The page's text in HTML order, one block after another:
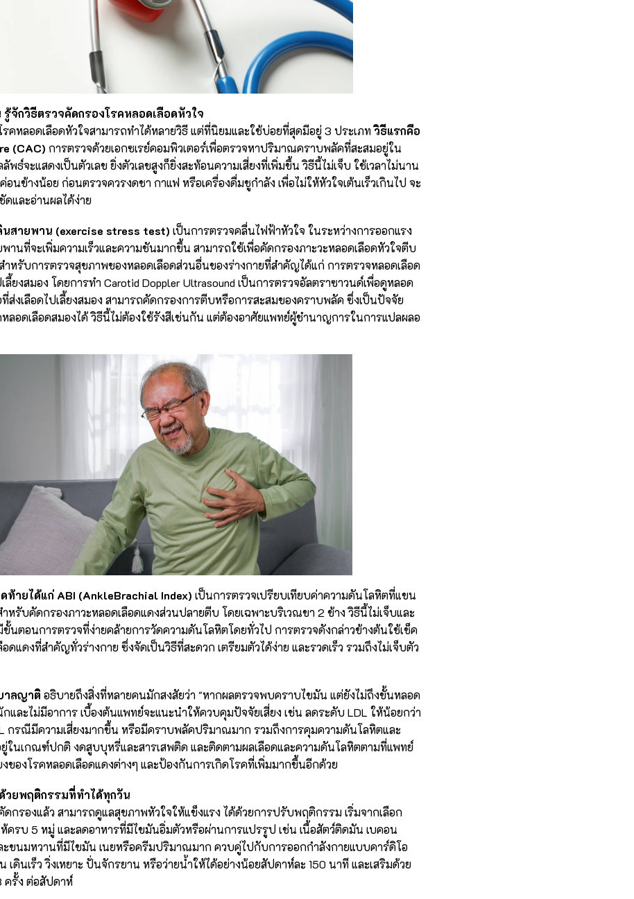
จักวิธีตรวจคัดกรองโรคหลอดเลือดหัวใจ
คหลอดเลือดหัวใจสามารถทำได้หลายวิธี แต่ที่นิยมและใช้บ่อยที่สุดมีอยู่ 3 ประเภทวิธีแรกคือ
(CAC) การตรวจด้วยเอกซเรย์คอมพิวเตอร์เพื่อตรวจหาปริมาณคราบพลัคที่สะสมอยู่ใน
พธ์จะแสดงเป็นตัวเลข ยิ่งตัวเลขสูงก็ยิ่งสะท้อนความเสี่ยงที่เพิ่มขึ้น วิธีนี้ไม่เจ็บ ใช้เวลาไม่นาน
นข้างน้อย ก่อนตรวจควรงดชา กาแฟ หรือเครื่องดื่มชูกำลัง เพื่อไม่ให้หัวใจเต้นเร็วเกินไป จะ
และอ่านผลได้ง่าย
นสายพาน (exercise stress test) เป็นการตรวจคลื่นไฟฟ้าหัวใจ ในระหว่างการออกแรง
านที่จะเพิ่มความเร็วและความชันมากขึ้น สามารถใช้เพื่อคัดกรองภาะวะหลอดเลือดหัวใจตีบ
หรับการตรวจสุขภาพของหลอดเลือดส่วนอื่นของร่างกายที่สำคัญได้แก่ การตรวจหลอดเลือด
ยงสมอง โดยการทำ Carotid Doppler Ultrasound เป็นการตรวจอัลตราซาวนด์เพื่อดูหลอด
ส่งเลือดไปเลี้ยงสมอง สามารถคัดกรองการตีบหรือการสะสมของคราบพลัค ซึ่งเป็นปัจจัย
ลอดเลือดสมองได้ วิธีนี้ไม่ต้องใช้รังสีเช่นกัน แต่ต้องอาศัยแพทย์ผู้ชำนาญการในการแปลผลอ
ท้ายได้แก่ ABI (AnkleBrachial Index) เป็นการตรวจเปรียบเทียบค่าความดันโลหิตที่แขน
ำหรับคัดกรองภาวะหลอดเลือดแดงส่วนปลายตีบ โดยเฉพาะบริเวณขา 2 ข้าง วิธีนี้ไม่เจ็บและ
ขั้นตอนการตรวจที่ง่ายคล้ายการวัดความดันโลหิตโดยทั่วไป การตรวจดังกล่าวข้างต้นใช้เช็ค
ดแดงที่สำคัญทั่วร่างกาย ซึ่งจัดเป็นวิธีที่สะดวก เตรียมตัวได้ง่าย และรวดเร็ว รวมถึงไม่เจ็บตัว
าลญาติ อธิบายถึงสิ่งที่หลายคนมักสงสัยว่า "หากผลตรวจพบคราบไขมัน แต่ยังไม่ถึงขั้นหลอด
และไม่มีอาการ เบื้องต้นแพทย์จะแนะนำให้ควบคุมปัจจัยเสี่ยง เช่น ลดระดับ LDL ให้น้อยกว่า
กรณีมีความเสี่ยงมากขึ้น หรือมีคราบพลัคปริมาณมาก รวมถึงการคุมความดันโลหิตและ
ในเกณฑ์ปกติ งดสูบบุหรี่และสารเสพติด และติดตามผลเลือดและความดันโลหิตตามที่แพทย์
งของโรคหลอดเลือดแดงต่างๆ และป้องกันการเกิดโรคที่เพิ่มมากขึ้นอีกด้วย
วยพฤติกรรมที่ทำได้ทุกวัน
กรองแล้ว สามารถดูแลสุขภาพหัวใจให้แข็งแรง ได้ด้วยการปรับพฤติกรรม เริ่มจากเลือก
ครบ 5 หมู่ และลดอาหารที่มีไขมันอิ่มตัวหรือผ่านการแปรรูป เช่น เนื้อสัตว์ติดมัน เบคอน
ละขนมหวานที่มีไขมัน เนยหรือครีมปริมาณมาก ควบคู่ไปกับการออกกำลังกายแบบคาร์ดิโอ
เดินเร็ว วิ่งเหยาะ ปั่นจักรยาน หรือว่ายน้ำให้ได้อย่างน้อยสัปดาห์ละ 150 นาที และเสริมด้วย
ครั้ง ต่อสัปดาห์